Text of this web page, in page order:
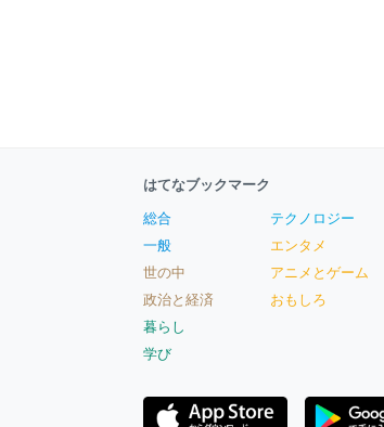
はてなブックマーク
総合
一般
世の中
政治と経済
暮らし
学び
テクノロジー
エンタメ
アニメとゲーム
おもしろ